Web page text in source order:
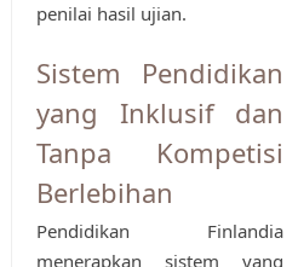
penilai hasil ujian.
Sistem Pendidikan
yang Inklusif dan
Tanpa Kompetisi
Berlebihan
Pendidikan Finlandia
menerapkan sistem yang